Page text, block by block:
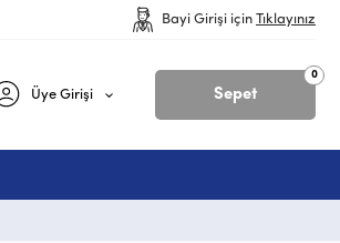
Bayi Girişi için Tıklayınız
Sepet
0
Üye Girişi